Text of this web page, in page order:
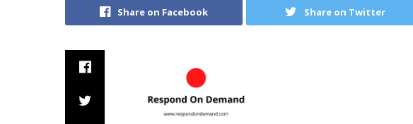
Share on Facebook Share on Twitter